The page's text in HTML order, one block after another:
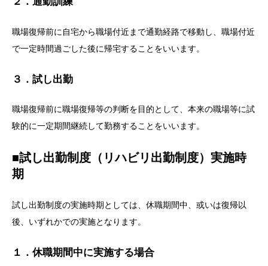
職場復帰前に自宅から職場付近まで通勤経路で移動し、職場付近
で一定時間過ごした後に帰宅することをいいます。
３．試し出勤
職場復帰前に職場復帰等の判断を目的として、本来の職場等に試
験的に一定期間継続して勤務することをいいます。
■試し出勤制度（リハビリ出勤制度）実施時
期
試し出勤制度の実施時期としては、休職期間中、或いは復帰以
後、いずれかでの実施となります。
１．休職期間中に実施する場合